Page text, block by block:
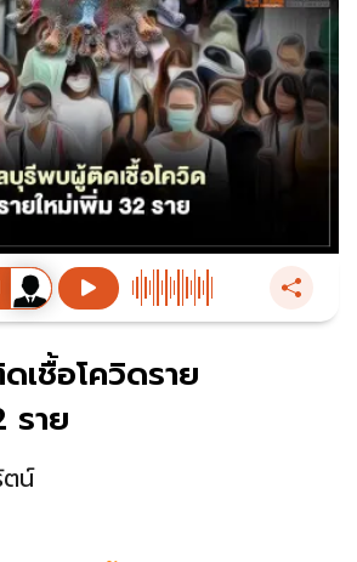
ชื้อโควิดราย
ราย
ตน์